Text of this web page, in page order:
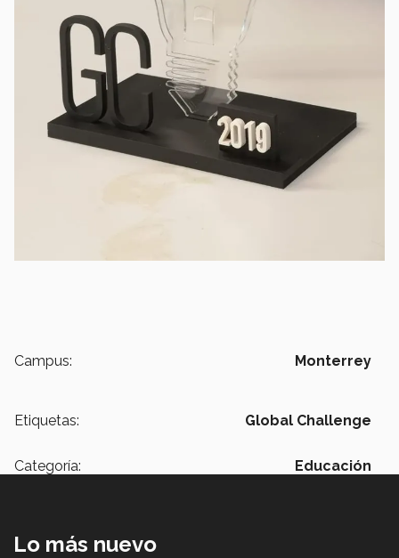
Campus: Monterrey
Etiquetas: Global Challenge
Categoría: Educación
Lo más nuevo